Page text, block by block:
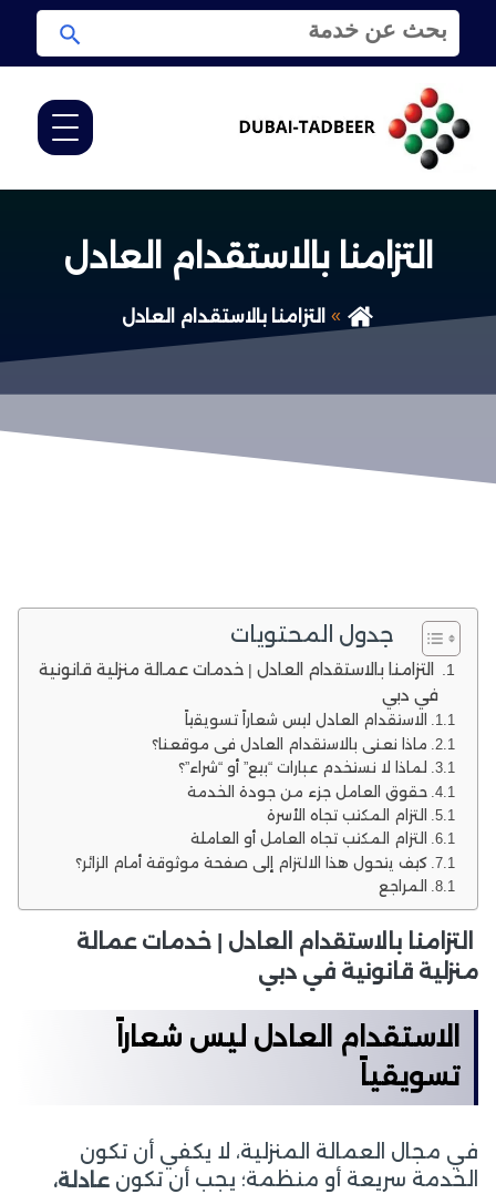
ب
ث
ع
:
ب
ح
ث
التزامنا بالاستقدام العادل
التزامنا بالاستقدام العادل
جدول المحتويات
التزامنا بالاستقدام العادل | خدمات عمالة منزلية قانونية
في دبي
الاستقدام العادل ليس شعاراً تسويقياً
ماذا نعني بالاستقدام العادل في موقعنا؟
لماذا لا نستخدم عبارات “بيع” أو “شراء”؟
حقوق العامل جزء من جودة الخدمة
التزام المكتب تجاه الأسرة
التزام المكتب تجاه العامل أو العاملة
كيف يتحول هذا الالتزام إلى صفحة موثوقة أمام الزائر؟
المراجع
التزامنا بالاستقدام العادل | خدمات عمالة
منزلية قانونية في دبي
الاستقدام العادل ليس شعاراً
تسويقياً
في مجال العمالة المنزلية، لا يكفي أن تكون
الخدمة سريعة أو منظمة؛ يجب أن تكون عادلة،